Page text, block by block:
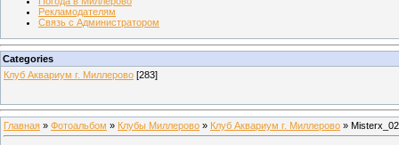
Рекламодателям
Связь с Администратором
Categories
Клуб Аквариум г. Миллерово [283]
Главная » Фотоальбом » Клубы Миллерово » Клуб Аквариум г. Миллерово » Misterx_02